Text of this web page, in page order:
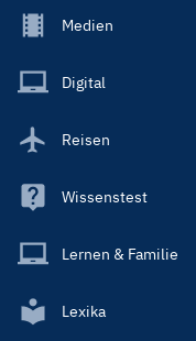
Footer
Main
Medien
Digital
Reisen
Wissenstest
Lernen & Familie
Lexika